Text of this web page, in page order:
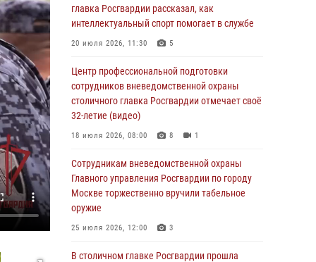
ознакомилась с передовыми методами
работы Росгвардии в Москве (видео)
04 августа 2026, 18:16
Сотрудники управления вневедомственной
охраны Главного управления Росгвардии по
городу Москве заняли первое место в
чемпионате столичного главка ведомства по
самбо и боевому самбо (ВИДЕО)
В Москве росгвардейцы задержали
подозреваемого в нападении на охранника
торгового центра (видео)
04 августа 2026, 08:00
На востоке Москвы сотрудники Росгвардии
главка Росгвардии рассказал, как
интеллектуальный спорт помогает в службе
20 июля 2026, 11:30 5
Центр профессиональной подготовки
сотрудников вневедомственной охраны
столичного главка Росгвардии отмечает своё
32-летие (видео)
18 июля 2026, 08:00 8 1
Сотрудникам вневедомственной охраны
Главного управления Росгвардии по городу
Москве торжественно вручили табельное
оружие
25 июля 2026, 12:00 3
В столичном главке Росгвардии прошла